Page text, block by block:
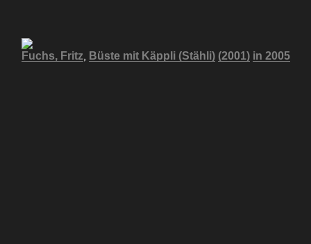
Fuchs, Fritz, Büste mit Käppli (Stähli) (2001) in 2005